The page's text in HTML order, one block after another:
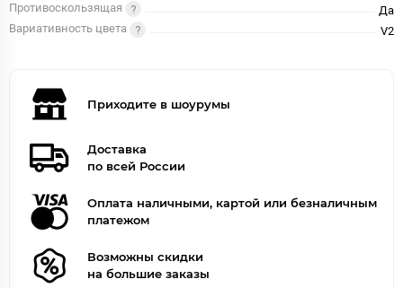
Противоскользящая
Да
Вариативность цвета
V2
Приходите в шоурумы
Доставка
по всей России
Оплата наличными, картой или безналичным
платежом
Возможны скидки
на большие заказы